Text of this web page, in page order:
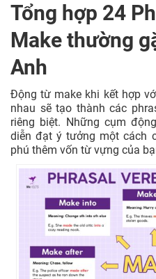
Tổng hợp 24
Make thường
Anh
Động từ make khi kết hợp
nhau sẽ tạo thành các
riêng biệt. Những cụm
diễn đạt ý tưởng một cách
phú thêm vốn từ vựng của